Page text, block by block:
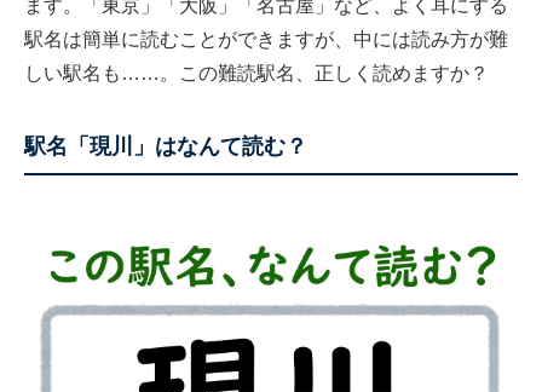
ます。「東京」「大阪」「名古屋」など、よく耳にする
駅名は簡単に読むことができますが、中には読み方が難
しい駅名も……。この難読駅名、正しく読めますか？
駅名「現川」はなんて読む？